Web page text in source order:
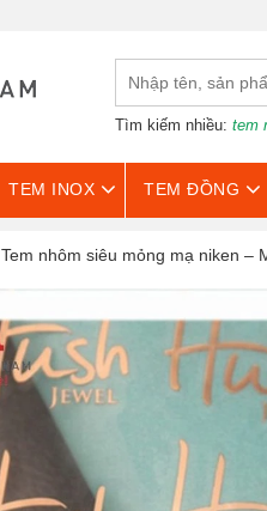
Tìm kiếm nhiều: tem
TEM INOX TEM ĐỒNG
Tem nhôm siêu mỏng mạ niken –